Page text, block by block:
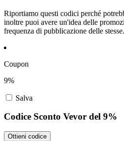
Riportiamo questi codici perché
inoltre puoi avere un'idea delle
frequenza di pubblicazione delle stesse.
Coupon
9%
Salva
Codice Sconto Vevor del 9%
Ottieni codice